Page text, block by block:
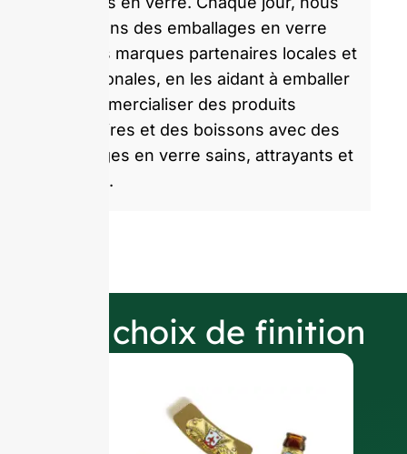
produisons des emballages en verre
pour des marques partenaires locales et
internationales, en les aidant à emballer
et à commercialiser des produits
alimentaires et des boissons avec des
emballages en verre sains, attrayants et
durables.
Nos choix de finition